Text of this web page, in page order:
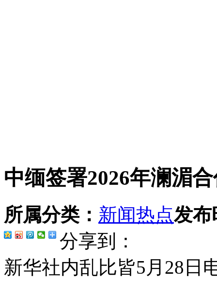
中缅签署2026年澜湄
所属分类： 新闻热点发布
分享到：
新华社内乱比皆5月28日